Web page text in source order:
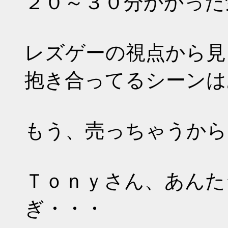
レズゲーの視点から
抱き合ってるシーン
もう、売っちゃうか
Ｔｏｎｙさん、あん
ぎ・・・